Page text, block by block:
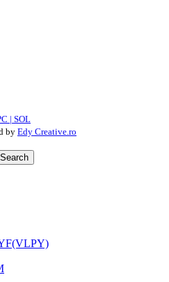
| SOL
by Edy Creative.ro
Search